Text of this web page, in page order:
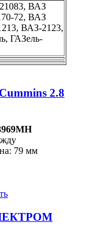
ВАЗ
72, ВАЗ
ВАЗ-2123,
ГАЗель-
2.8
79 мм